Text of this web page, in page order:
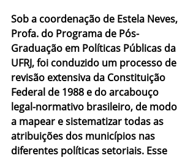
Sob a coordenação de Estela Neves,
Profa. do Programa de Pós-
Graduação em Políticas Públicas da
UFRJ, foi conduzido um processo de
revisão extensiva da Constituição
Federal de 1988 e do arcabouço
legal-normativo brasileiro, de modo
a mapear e sistematizar todas as
atribuições dos municípios nas
diferentes políticas setoriais. Esse